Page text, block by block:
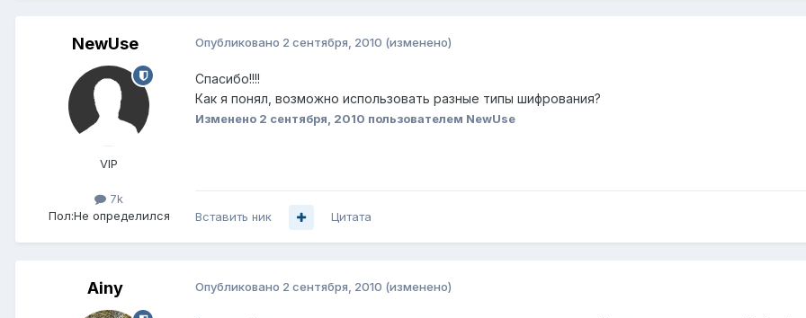
NewUse
VIP
7k
Пол:Не определился
Опубликовано 2 сентября, 2010 (изменено)
Спасибо!!!!
Как я понял, возможно использовать разные типы шифрования?
Изменено 2 сентября, 2010 пользователем NewUse
Вставить ник Цитата
Ainy Опубликовано 2 сентября, 2010 (изменено)